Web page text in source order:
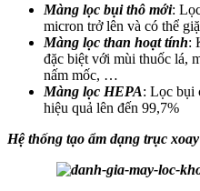
Màng lọc bụi thô mới:
micron trở lên và có thể
Màng lọc than hoạt tính:
đặc biệt với mùi thuốc lá,
nấm mốc, …
Màng lọc HEPA: Lọc bụi
hiệu quả lên đến 99,7%
Hệ thống tạo ẩm dạng trục